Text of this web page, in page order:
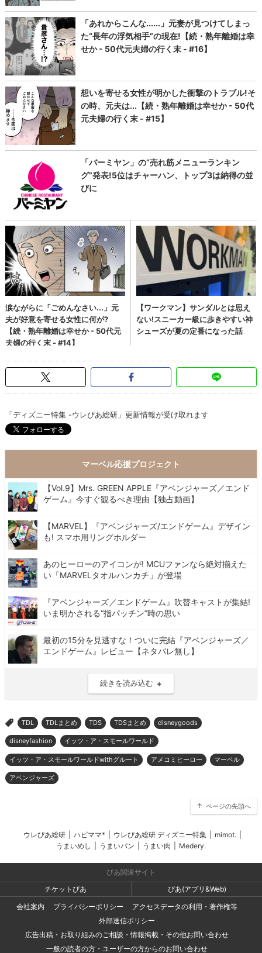
「ディズニー特集 -ウレぴあ総研」更新情報が受け取れます
マーベル応援プロジェクト
【Vol.9】Mrs. GREEN APPLE『アベンジャーズ／エンド
ゲーム』今すぐ観るべき理由【独占動画】
【MARVEL】『アベンジャーズ/エンドゲーム』デザイン
も! スマホ用リングホルダー
あのヒーローのアイコンが! MCUファンなら絶対揃えた
い「MARVELタオルハンカチ」が登場
『アベンジャーズ／エンドゲーム』吹替キャストが集結!
いま明かされる“指パッチン”時の思い
最初の15分を見逃すな！ついに完結『アベンジャーズ／
エンドゲーム』レビュー【ネタバレ無し】
続きを読み込む
> TDL TDLまとめ TDS TDSまとめ disneygoods
disneyfashion イッツ・ア・スモールワールド
イッツ・ア・スモールワールドwithグルート アメコミヒーロー マーベル
アベンジャーズ
ページの先頭へ
ウレぴあ総研 ハピママ* ウレぴあ総研 ディズニー特集 mimot.
うまいめし
うまいパン うまい肉 Medery.
ぴあ関連サイト
チケットぴあ
ぴあ(アプリ&Web)
会社案内
プライバシーポリシー
アクセスデータの利用・著作権等
外部送信ポリシー
広告出稿・お取り組みのご相談・情報掲載・その他お問い合わせ
一般の読者の方・ユーザーの方からのお問い合わせ